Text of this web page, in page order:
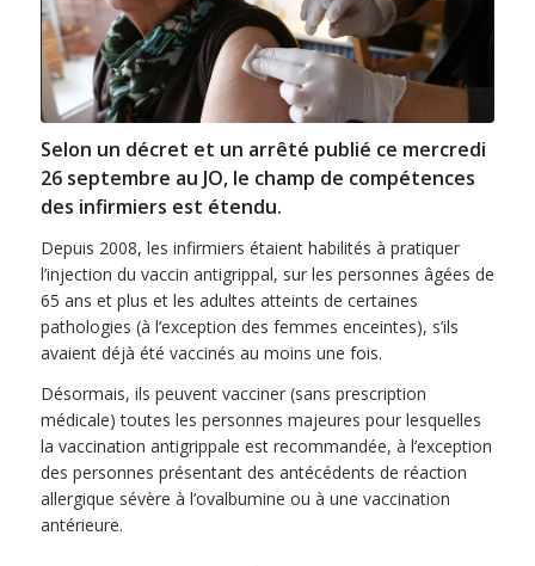
Selon un décret et un arrêté publié ce mercredi
26 septembre au JO, le champ de compétences
des infirmiers est étendu.
Depuis 2008, les infirmiers étaient habilités à pratiquer
l’injection du vaccin antigrippal, sur les personnes âgées de
65 ans et plus et les adultes atteints de certaines
pathologies (à l’exception des femmes enceintes), s’ils
avaient déjà été vaccinés au moins une fois.
Désormais, ils peuvent vacciner (sans prescription
médicale) toutes les personnes majeures pour lesquelles
la vaccination antigrippale est recommandée, à l’exception
des personnes présentant des antécédents de réaction
allergique sévère à l’ovalbumine ou à une vaccination
antérieure.